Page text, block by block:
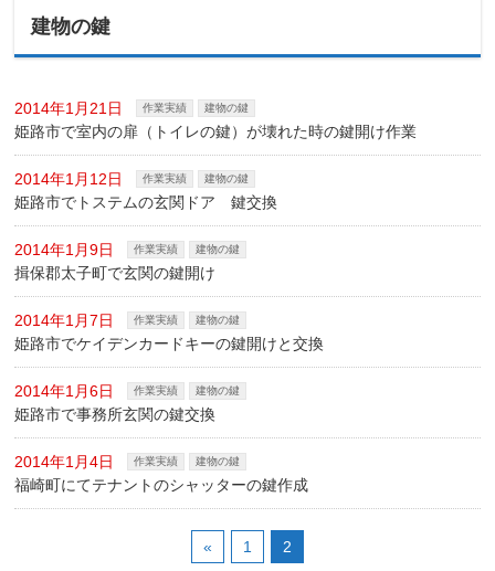
建物の鍵
2014年1月21日 作業実績 建物の鍵
姫路市で室内の扉（トイレの鍵）が壊れた時の鍵開け作業
2014年1月12日 作業実績 建物の鍵
姫路市でトステムの玄関ドア 鍵交換
2014年1月9日 作業実績 建物の鍵
揖保郡太子町で玄関の鍵開け
2014年1月7日 作業実績 建物の鍵
姫路市でケイデンカードキーの鍵開けと交換
2014年1月6日 作業実績 建物の鍵
姫路市で事務所玄関の鍵交換
2014年1月4日 作業実績 建物の鍵
福崎町にてテナントのシャッターの鍵作成
« 1 2